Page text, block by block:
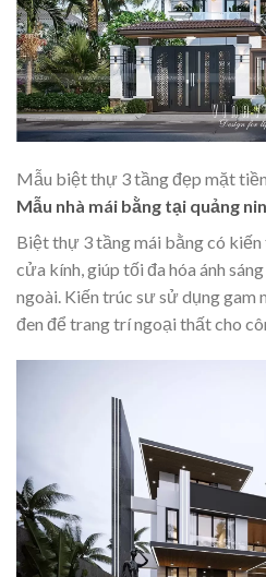
Mẫu biệt thự 3 tầng đẹp mặt
Mẫu nhà mái bằng tại quảng
Biệt thự 3 tầng mái bằng có
cửa kính, giúp tối đa hóa ánh
ngoài. Kiến trúc sư sử dụng gam
đen để trang trí ngoại thất cho